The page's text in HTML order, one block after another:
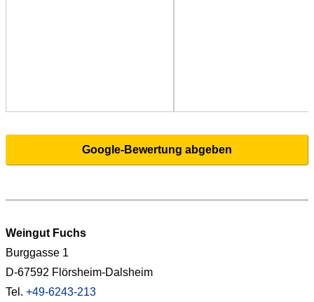
Google-Bewertung abgeben
Weingut Fuchs
Burggasse 1
D-67592 Flörsheim-Dalsheim
Tel. +49-6243-213